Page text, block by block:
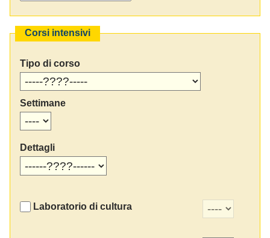
Corsi intensivi
Tipo di corso
Settimane
Dettagli
Laboratorio di cultura